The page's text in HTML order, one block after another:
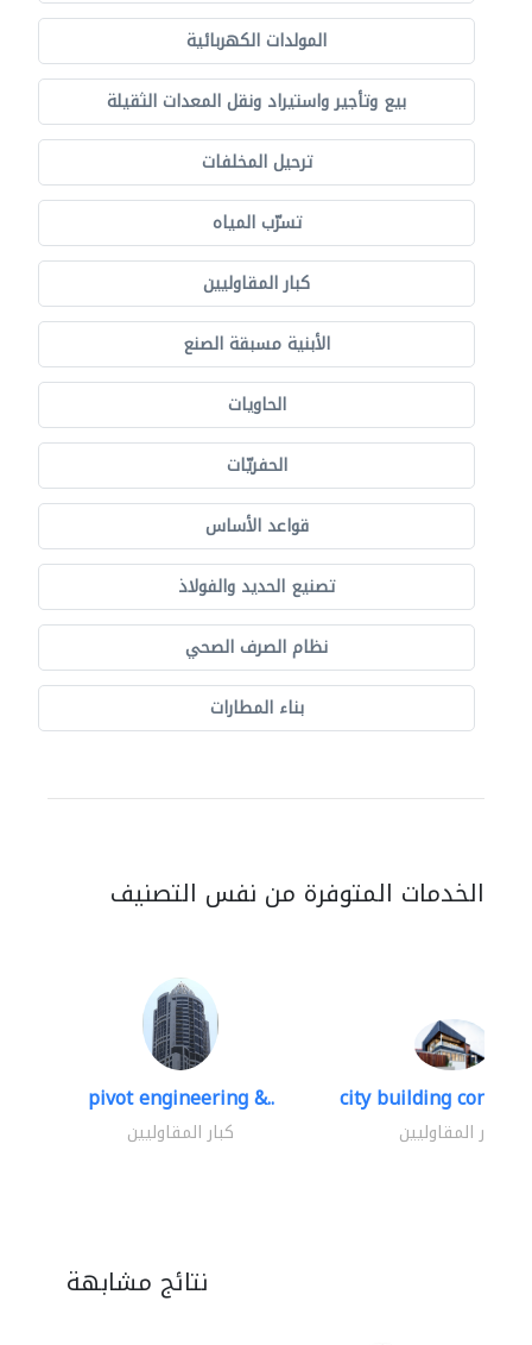
المولدات الكهربائية
بيع وتأجير واستيراد ونقل المعدات الثقيلة
ترحيل المخلفات
تسرّب المياه
كبار المقاوليين
الأبنية مسبقة الصنع
الحاويات
الحفريّات
قواعد الأساس
تصنيع الحديد والفولاذ
نظام الصرف الصحي
بناء المطارات
الخدمات المتوفرة من نفس التصنيف
pivot engineering &..
كبار المقاوليين
city building
كبار المقاوليين
نتائج مشابهة